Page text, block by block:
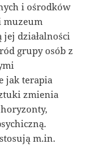
i ośrodków
muzeum
jej działalności
grupy osób z
jak terapia
zmienia
m.in.